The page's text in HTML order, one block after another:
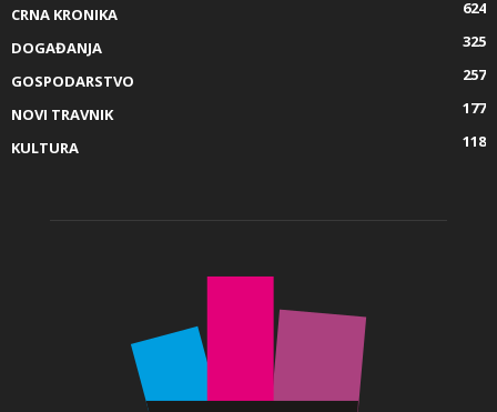
CRNA KRONIKA
624
DOGAĐANJA
325
GOSPODARSTVO
257
NOVI TRAVNIK
177
KULTURA
118